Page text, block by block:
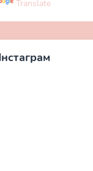
Translate